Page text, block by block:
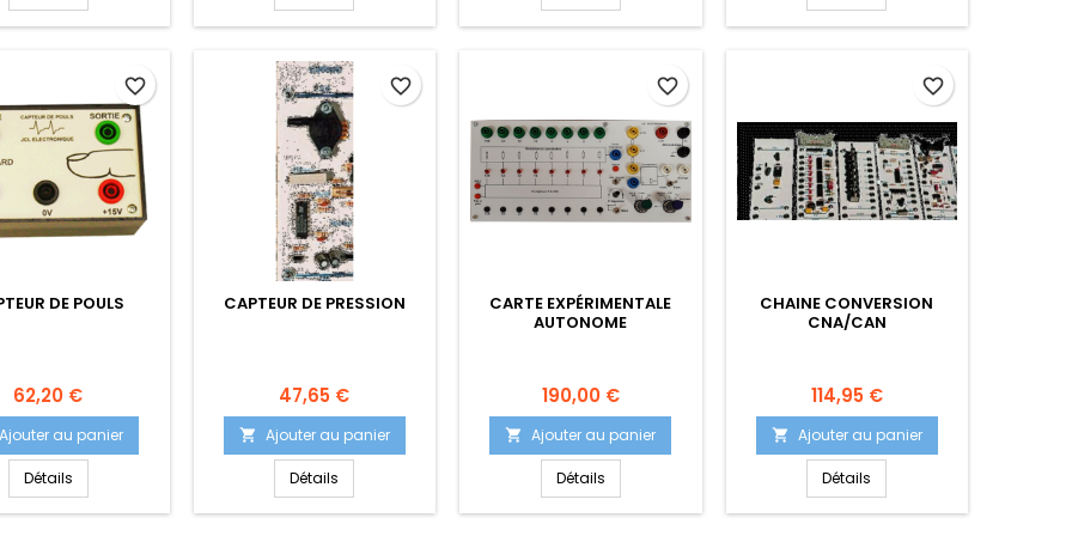
DE POULS
Prix
62,20 €
Ajouter au panier
Détails
favorite_border
CAPTEUR DE PRESSION
Prix
47,65 €
 Ajouter au panier
Détails
favorite_border
CARTE EXPÉRIMENTALE
AUTONOME
Prix
190,00 €
 Ajouter au panier
Détails
favorite_border
CHAINE CONVERSION
CNA/CAN
Prix
114,95 €
 Ajouter au panier
Détails
favorite_border